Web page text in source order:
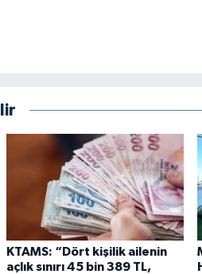
KTAMS: “Dört kişilik ailenin
açlık sınırı 45 bin 389 TL,